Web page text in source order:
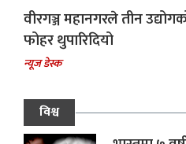
वीरगञ्ज महानगरले तीन
फोहर थुपारिदियो
न्यूज डेस्क
विश्व